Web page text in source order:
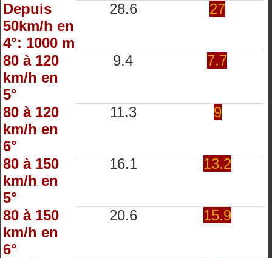
Depuis
50km/h en
4°: 1000 m
28.6 27
80 à 120
km/h en
5°
9.4 7.7
80 à 120
km/h en
6°
11.3 9
80 à 150
km/h en
5°
16.1 13.2
80 à 150
km/h en
6°
20.6 15.9